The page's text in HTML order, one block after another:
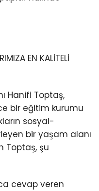
EN KALİTELİ
Hanifi Toptaş,
bir eğitim kurumu
sosyal-
bir yaşam alanı
Toptaş, şu
cevap veren